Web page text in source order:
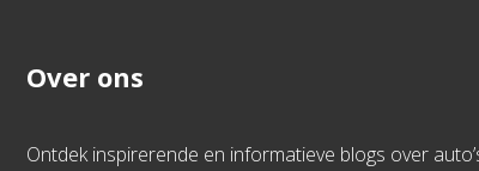
Over ons
Ontdek inspirerende en informatieve blogs over